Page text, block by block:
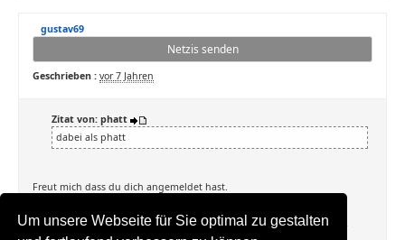
Um unsere Webseite für Sie optimal zu gestalten
gustav69
Netzis senden
Geschrieben : vor 7 Jahren
Zitat von: phatt
dabei als phatt
Freut mich dass du dich angemeldet hast.
Ich selber benutze die Seite nur mehr um Werbung zu buchen.
Solltest du die Seite trotzdem aktiv benutzen wollen so sende ich dir